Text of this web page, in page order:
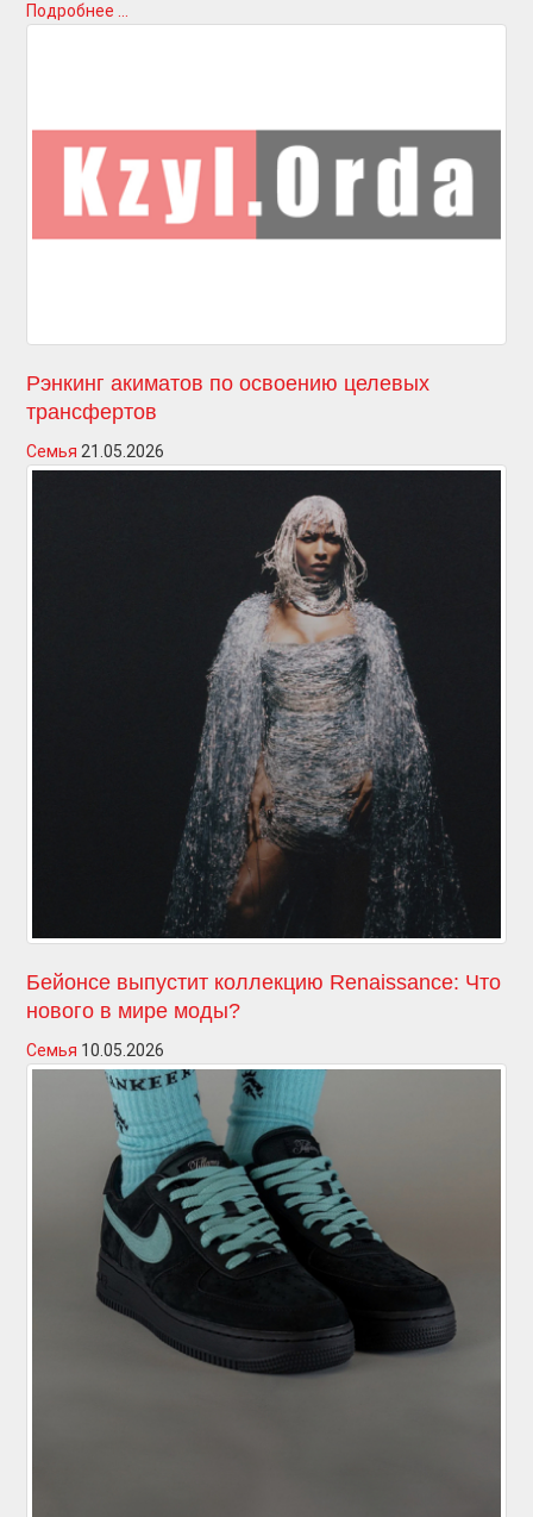
Подробнее ...
Рэнкинг акиматов по освоению целевых
трансфертов
Семья 21.05.2026
Бейонсе выпустит коллекцию Renaissance: Что
нового в мире моды?
Семья 10.05.2026